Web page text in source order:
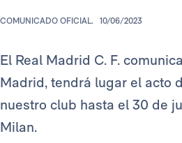
COMUNICADO OFICIAL. 10/06/2023
El Real Madrid C. F.
Madrid, tendrá lugar el acto
nuestro club hasta el 30 de
Milan.